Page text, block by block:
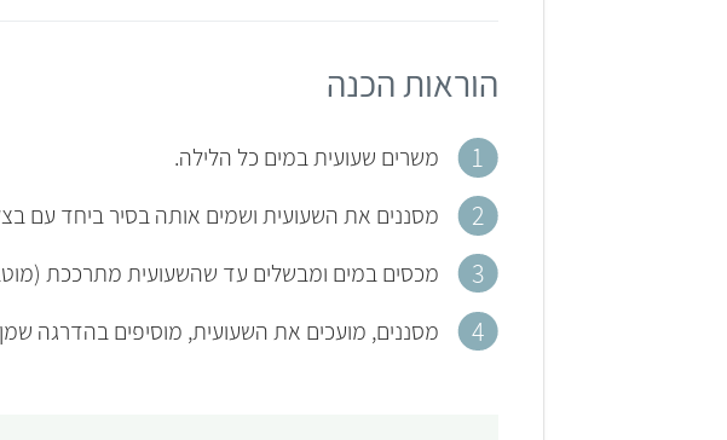
הוראות הכנה
משרים שעועית במים כל הלילה.
מסננים את השעועית ושמים אותה בסיר ביחד עם בצל,
מכסים במים ומבשלים עד שהשעועית מתרככת
מסננים, מועכים את השעועית, מוסיפים בהדרגה